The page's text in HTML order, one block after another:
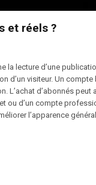
et réels ?
lecture d’une
d’un visiteur. Un
L’achat d’abonnés
ou d’un compte
l’apparence